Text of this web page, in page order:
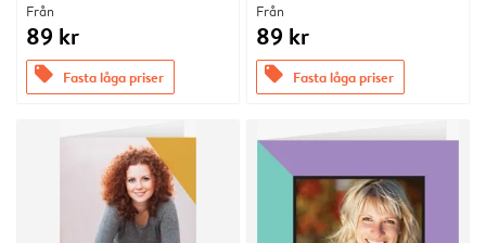
Från
89 kr
offers Fasta låga priser
Från
89 kr
offers Fasta låga priser